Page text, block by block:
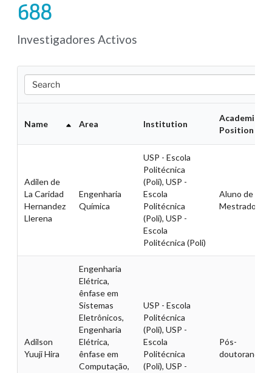
Investigadores Activos
712
Search
Name Area Institution
Academic
Position
Adilen de
La Caridad
Hernandez
Llerena
Engenharia
Química
USP - Escola
Politécnica
(Poli), USP -
Escola
Politécnica
(Poli), USP -
Escola
Politécnica (Poli)
Aluno de
Mestrado
Adilson
Yuuji Hira
Engenharia
Elétrica,
ênfase em
Sistemas
Eletrônicos,
Engenharia
Elétrica,
ênfase em
Computação,
USP - Escola
Politécnica
(Poli), USP -
Escola
Politécnica
(Poli), USP -
Pós-
doutorando